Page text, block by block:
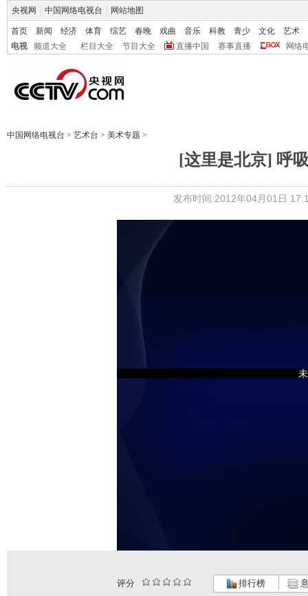
央视网 中国网络电视台 网站地图
首页 新闻 经济 体育 综艺 春晚 戏曲 音乐 科教 青少 文化
艺术
电视
频道大全 栏目大全 节目大全 直播中国 赛事直播 网络
中国网络电视台 > 艺术台 > 美术专题 >
[这里是北京] 呼
发布时间:2012年04月01日
评分 排行榜